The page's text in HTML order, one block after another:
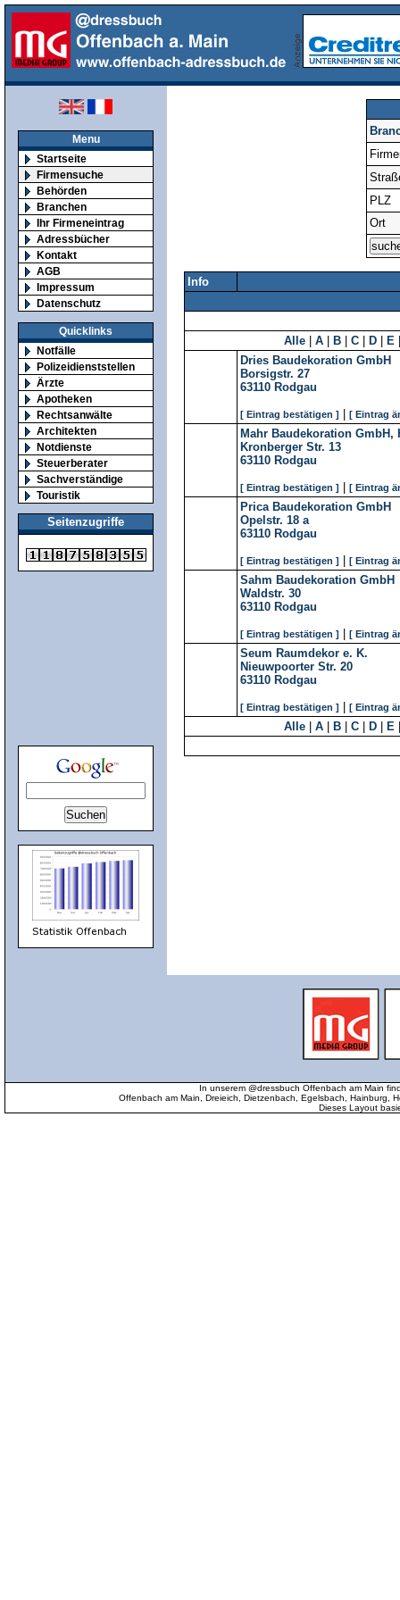
Menu
Startseite
Firmensuche
Behörden
Branchen
Ihr Firmeneintrag
Adressbücher
Kontakt
AGB
Impressum
Datenschutz
Quicklinks
Notfälle
Polizeidienststellen
Ärzte
Apotheken
Rechtsanwälte
Architekten
Notdienste
Steuerberater
Sachverständige
Touristik
Seitenzugriffe
PLZ
Ort
Info
Alle A B C D E
Dries Baudekoration GmbH
Borsigstr. 27
63110 Rodgau
[ Eintrag bestätigen ] [ Eintrag
Mahr Baudekoration GmbH,
Kronberger Str. 13
63110 Rodgau
[ Eintrag bestätigen ] [ Eintrag
Prica Baudekoration GmbH
Opelstr. 18 a
63110 Rodgau
[ Eintrag bestätigen ] [ Eintrag
Sahm Baudekoration GmbH
Waldstr. 30
63110 Rodgau
[ Eintrag bestätigen ] [ Eintrag
Seum Raumdekor e. K.
Nieuwpoorter Str. 20
63110 Rodgau
[ Eintrag bestätigen ] [ Eintrag
Alle A B C D E
In unserem @dressbuch Offenbach am Main
Offenbach am Main, Dreieich, Dietzenbach, Egelsbach, Hainburg,
Dieses Layout